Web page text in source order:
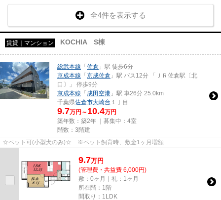
全4件を表示する
賃貸｜マンション KOCHIA S棟
総武本線 「佐倉 」駅 徒歩6分
京成本線 「京成佐倉 」駅 バス12分 「ＪＲ佐倉駅〔北
口〕」 停歩9分
京成本線 「成田空港 」駅 車26分 25.0km
千葉県佐倉市大崎台 １丁目
9.7万円～ 10.4万円
築年数：築2年 ｜募集中： 4室
階数：3階建
☆ペット可(小型犬のみ)☆ ※ペット飼育時、敷金1ヶ月増額
9.7万円
(管理費・共益費 6,000円)
敷：0ヶ月｜礼：1ヶ月
所在階：1階
間取り：1LDK